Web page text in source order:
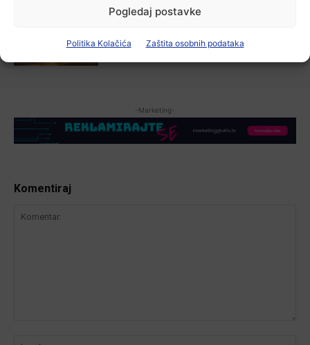
Pogledaj postavke
Politika Kolačića Zaštita osobnih podataka
Aktualno
Zbog niskog vodostaja otežana
6 kolovoza, 2026
-Marketing-
Komentiraj